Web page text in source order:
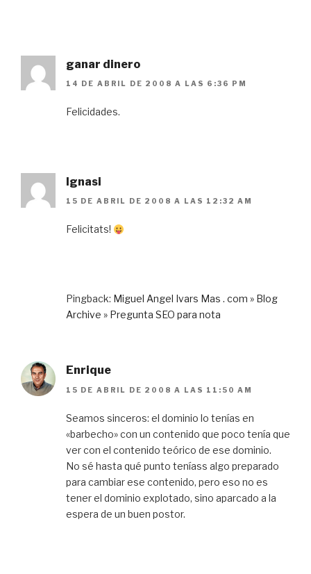
ganar dinero
14 DE ABRIL DE 2008 A LAS 6:36 PM
Felicidades.
Ignasi
15 DE ABRIL DE 2008 A LAS 12:32 AM
Felicitats!
Pingback: Miguel Angel Ivars Mas . com » Blog
Archive » Pregunta SEO para nota
Enrique
15 DE ABRIL DE 2008 A LAS 11:50 AM
Seamos sinceros: el dominio lo tenías en
«barbecho» con un contenido que poco tenía que
ver con el contenido teórico de ese dominio.
No sé hasta qué punto teníass algo preparado
para cambiar ese contenido, pero eso no es
tener el dominio explotado, sino aparcado a la
espera de un buen postor.